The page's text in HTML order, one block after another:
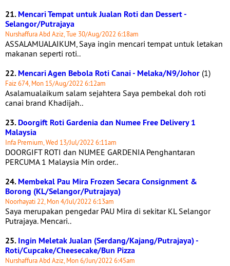
21.Mencari Tempat untuk Jualan Roti dan Dessert -
Selangor/Putrajaya
Nurshaffura Abd Aziz, Tue 30/Aug/2022 6:18am
ASSALAMUALAIKUM, Saya ingin mencari tempat untuk letakan
makanan seperti roti..
22.Mencari Agen Bebola Roti Canai - Melaka/N9/Johor (1)
Faiz 674, Mon 15/Aug/2022 6:12am
Asalamualaikum salam sejahtera Saya pembekal doh roti
canai brand Khadijah..
23.Doorgift Roti Gardenia dan Numee Free Delivery 1
Malaysia
Infa Premium, Wed 13/Jul/2022 6:11am
DOORGIFT ROTI dan NUMEE GARDENIA Penghantaran
PERCUMA 1 Malaysia Min order..
24.Membekal Pau Mira Frozen Secara Consignment &
Borong (KL/Selangor/Putrajaya)
Noorhayati 22, Mon 4/Jul/2022 6:13am
Saya merupakan pengedar PAU Mira di sekitar KL Selangor
Putrajaya. Mencari..
25.Ingin Meletak Jualan (Serdang/Kajang/Putrajaya) -
Roti/Cupcake/Cheesecake/Bun Pizza
Nurshaffura Abd Aziz, Mon 6/Jun/2022 6:45am